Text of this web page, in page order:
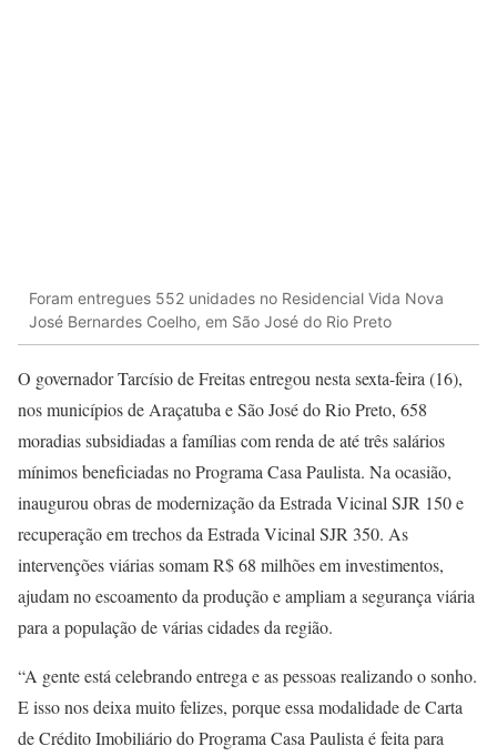
Foram entregues 552 unidades no Residencial Vida Nova
José Bernardes Coelho, em São José do Rio Preto
O governador Tarcísio de Freitas entregou nesta sexta-feira (16),
nos municípios de Araçatuba e São José do Rio Preto, 658
moradias subsidiadas a famílias com renda de até três salários
mínimos beneficiadas no Programa Casa Paulista. Na ocasião,
inaugurou obras de modernização da Estrada Vicinal SJR 150 e
recuperação em trechos da Estrada Vicinal SJR 350. As
intervenções viárias somam R$ 68 milhões em investimentos,
ajudam no escoamento da produção e ampliam a segurança viária
para a população de várias cidades da região.
“A gente está celebrando entrega e as pessoas realizando o sonho.
E isso nos deixa muito felizes, porque essa modalidade de Carta
de Crédito Imobiliário do Programa Casa Paulista é feita para